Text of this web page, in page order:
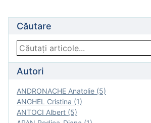
Căutare
Autori
ANDRONACHE Anatolie (5)
ANGHEL Cristina (1)
ANTOCI Albert (5)